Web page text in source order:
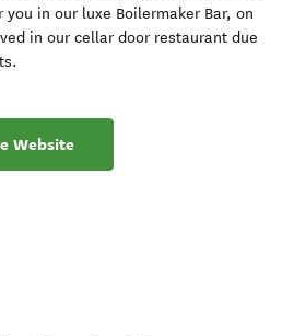
in our luxe Boilermaker Bar, on
in our cellar door restaurant due
Website